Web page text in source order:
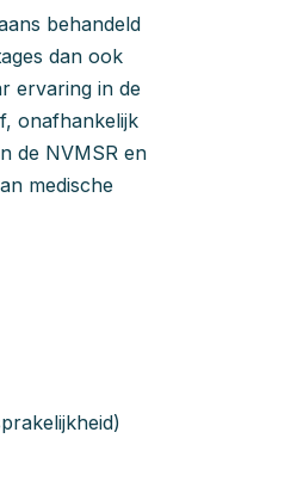
behandeld
dan ook
ervaring in de
onafhankelijk
de NVMSR en
medische